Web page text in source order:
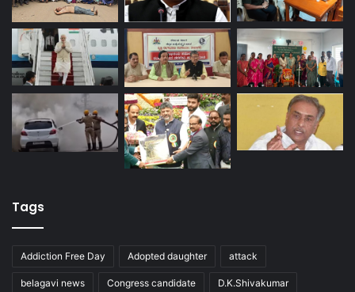
Tags
Addiction Free Day Adopted daughter attack
belagavi news Congress candidate D.K.Shivakumar